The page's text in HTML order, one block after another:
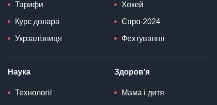
Тарифи
Курс долара
Укрзалізниця
Хокей
Євро-2024
Фехтування
Наука
Технології
Здоров'я
Мама і дитя